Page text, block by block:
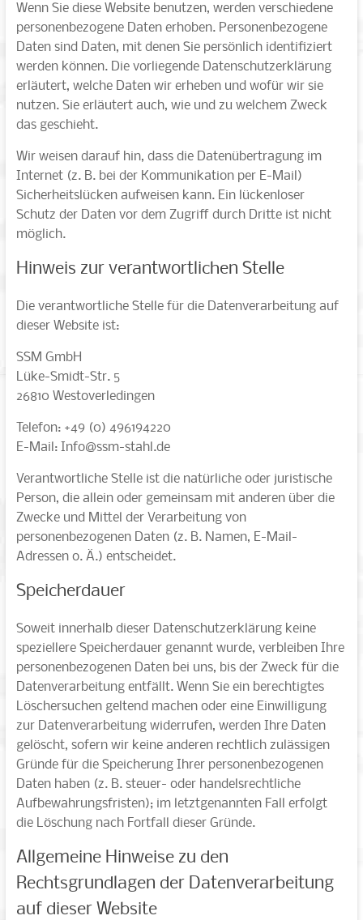
Wenn Sie diese Website benutzen, werden verschiedene
personenbezogene Daten erhoben. Personenbezogene
Daten sind Daten, mit denen Sie persönlich identifiziert
werden können. Die vorliegende Datenschutzerklärung
erläutert, welche Daten wir erheben und wofür wir sie
nutzen. Sie erläutert auch, wie und zu welchem Zweck
das geschieht.
Wir weisen darauf hin, dass die Datenübertragung im
Internet (z. B. bei der Kommunikation per E-Mail)
Sicherheitslücken aufweisen kann. Ein lückenloser
Schutz der Daten vor dem Zugriff durch Dritte ist nicht
möglich.
Hinweis zur verantwortlichen Stelle
Die verantwortliche Stelle für die Datenverarbeitung auf
dieser Website ist:
SSM GmbH
Lüke-Smidt-Str. 5
26810 Westoverledingen
Telefon: +49 (0) 496194220
E-Mail: Info@ssm-stahl.de
Verantwortliche Stelle ist die natürliche oder juristische
Person, die allein oder gemeinsam mit anderen über die
Zwecke und Mittel der Verarbeitung von
personenbezogenen Daten (z. B. Namen, E-Mail-
Adressen o. Ä.) entscheidet.
Speicherdauer
Soweit innerhalb dieser Datenschutzerklärung keine
speziellere Speicherdauer genannt wurde, verbleiben Ihre
personenbezogenen Daten bei uns, bis der Zweck für die
Datenverarbeitung entfällt. Wenn Sie ein berechtigtes
Löschersuchen geltend machen oder eine Einwilligung
zur Datenverarbeitung widerrufen, werden Ihre Daten
gelöscht, sofern wir keine anderen rechtlich zulässigen
Gründe für die Speicherung Ihrer personenbezogenen
Daten haben (z. B. steuer- oder handelsrechtliche
Aufbewahrungsfristen); im letztgenannten Fall erfolgt
die Löschung nach Fortfall dieser Gründe.
Allgemeine Hinweise zu den
Rechtsgrundlagen der Datenverarbeitung
auf dieser Website